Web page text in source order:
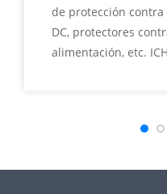
de protección contra
DC, protectores
alimentación, etc.
Podemos
necesidades de los